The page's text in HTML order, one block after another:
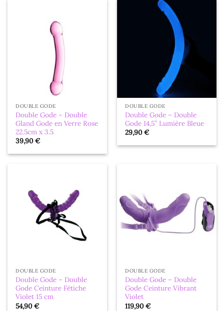
DOUBLE GODE
Double Gode – Double
Gland Gode en Verre Rose
22.5cm x 3.5
39,90€
DOUBLE GODE
Double Gode – Double
Gode 14,5″ Lumière Bleue
29,90€
DOUBLE GODE
Double Gode – Double
Gode Ceinture Fétiche
Violet 15 cm
54,90€
DOUBLE GODE
Double Gode – Double
Gode Ceinture Vibrant
Violet
119,90€